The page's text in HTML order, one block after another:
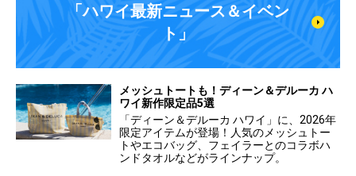
「ハワイ最新ニュース＆イベン
ト」
メッシュトートも！ディーン＆デルーカ ハ
ワイ新作限定品5選
「ディーン＆デルーカ ハワイ」に、2026年
限定アイテムが登場！人気のメッシュトー
トやエコバッグ、フェイラーとのコラボハ
ンドタオルなどがラインナップ。